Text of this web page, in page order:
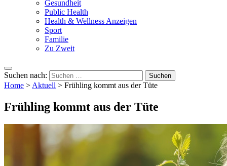
Gesundheit
Public Health
Health & Wellness Anzeigen
Sport
Familie
Zu Zweit
Suchen nach:
Home >Aktuell > Frühling kommt aus der Tüte
Frühling kommt aus der Tüte